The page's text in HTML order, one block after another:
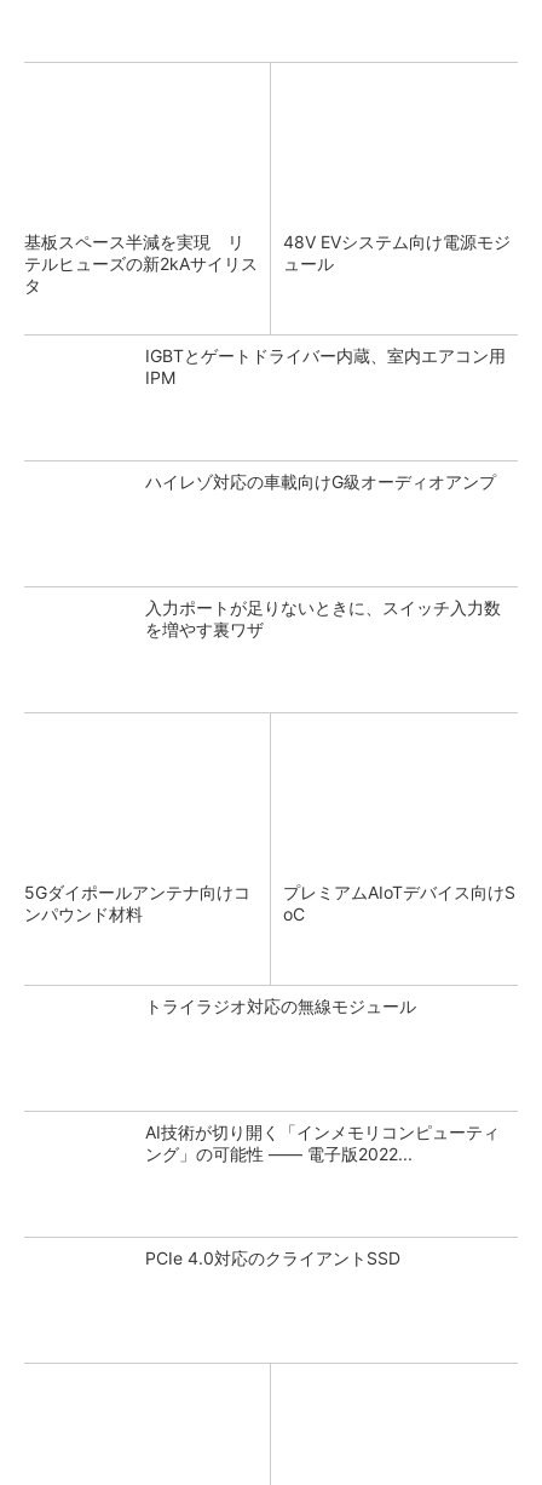
基板スペース半減を実現 リ
テルヒューズの新2kAサイリス
タ
48V EVシステム向け電源モジ
ュール
IGBTとゲートドライバー内蔵、室内エアコン用
IPM
ハイレゾ対応の車載向けG級オーディオアンプ
入力ポートが足りないときに、スイッチ入力数
を増やす裏ワザ
5Gダイポールアンテナ向けコ
ンパウンド材料
プレミアムAIoTデバイス向けS
oC
トライラジオ対応の無線モジュール
AI技術が切り開く「インメモリコンピューティ
ング」の可能性 ―― 電子版2022...
PCIe 4.0対応のクライアントSSD